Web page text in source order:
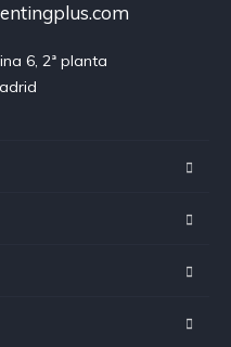
6, 2ª planta